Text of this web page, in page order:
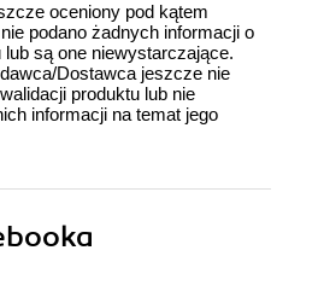
oceniony pod kątem
podano żadnych informacji o
lub są one niewystarczające.
Dostawca jeszcze nie
produktu lub nie
informacji na temat jego